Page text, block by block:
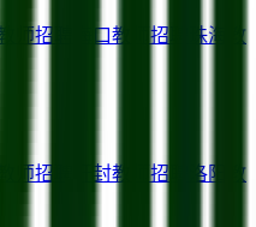
师招聘 海口教师招聘 珠海
教
教师招聘 开封教师招聘 洛阳
教